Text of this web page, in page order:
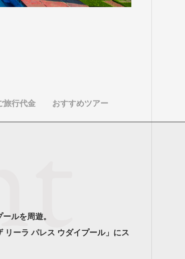
旅行代金 おすすめツアー
ルを周遊。
リーラ パレス ウダイプール」にス